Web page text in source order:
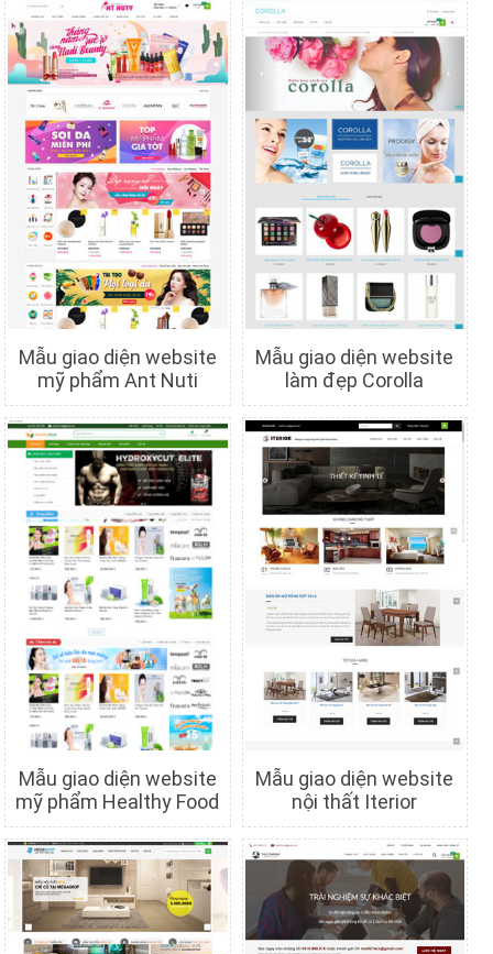
Chi tiết Xem trước
Mẫu giao diện website
mỹ phẩm Ant Nuti
Chi tiết Xem trước
Mẫu giao diện website
làm đẹp Corolla
Chi tiết Xem trước
Mẫu giao diện website
mỹ phẩm Healthy Food
Chi tiết Xem trước
Mẫu giao diện website
nội thất Iterior